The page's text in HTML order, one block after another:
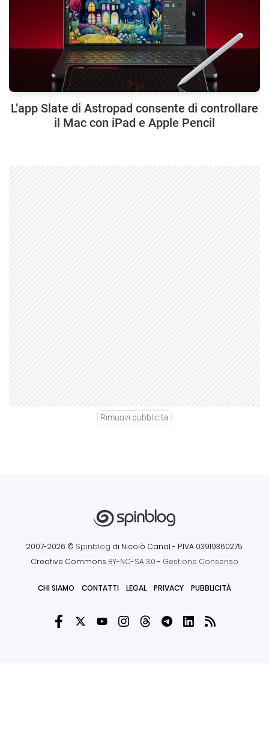
L’app Slate di Astropad consente di controllare
il Mac con iPad e Apple Pencil
Rimuovi pubblicità
2007-2026 © Spinblog di Nicolò Canal - P.IVA 03919360275
Creative Commons BY-NC-SA 3.0- Gestione Consenso
CHI SIAMO CONTATTI LEGAL PRIVACY PUBBLICITÀ